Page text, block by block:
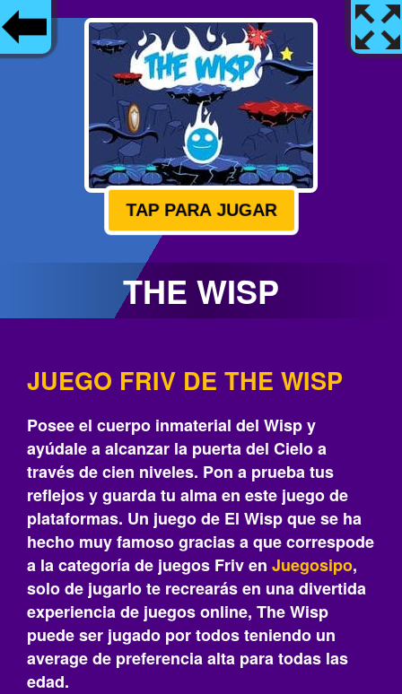
TAP PARA JUGAR
THE WISP
JUEGO FRIV DE THE WISP
Posee el cuerpo inmaterial del Wisp y
ayúdale a alcanzar la puerta del Cielo a
través de cien niveles. Pon a prueba tus
reflejos y guarda tu alma en este juego de
plataformas. Un juego de El Wisp que se ha
hecho muy famoso gracias a que correspode
a la categoría de juegos Friv en Juegosipo,
solo de jugarlo te recrearás‎ en una divertida
experiencia de juegos online, The Wisp
puede ser jugado por todos teniendo un
average de preferencia alta para todas las
edad.